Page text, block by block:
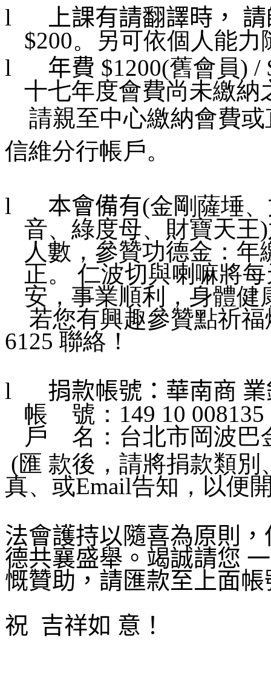
l
上課有請翻譯時，
$200。另可依個人能
l
年費 $1200(舊會員) /
十七年度會費尚未繳納
請親至中心繳納會費
信維分行帳戶。
l 本會備有(金剛薩埵
音、綠度母、財寶天王
人數，參贊功德金：
正。 仁波切與喇嘛將
安，事業順利，身體健
若您有興趣參贊點祈
6125 聯絡！
l
捐款帳號：華南商
帳
號：149 10 008135
戶
名：台北市岡波巴
(匯 款後，請將捐款類
真、或Email告知，以便
法會護持以隨喜為原則
德共襄盛舉。竭誠請您
慨贊助，請匯款至上面
祝 吉祥如 意！